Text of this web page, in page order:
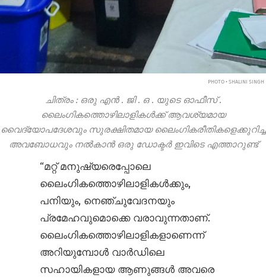
PHOTO • SHALINI SINGH
ചിത്രം : ഒരു എൻ . ജി. ഒ . യുടെ ഓഫീസ്.
ലൈംഗികത്തൊഴിലാളികൾക്ക് ആവശ്യമായ
വൈദ്യോപദേശവും സുരക്ഷിതമായ ലൈംഗികരീതികളെക്കുറിച്ച്
അവബോധവും നൽകാൻ ഒരു ഡോക്ടർ ഇവിടെ എത്താറുണ്ട്
“മറ്റ് മനുഷ്യരെപ്പോലെ
ലൈംഗികത്തൊഴിലാളികൾക്കും,
പനിയും, നെഞ്ചുവേദനയും
പ്രമേഹവുമൊക്കെ വരാവുന്നതാണ്.
ലൈംഗികത്തൊഴിലാളികളാണെന്ന്
അറിയുമ്പോൾ വാർഡിലെ
സഹായികളായ ആണുങ്ങൾ അവരെ